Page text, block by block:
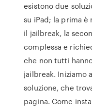
esistono due
su iPad; la prima
il jailbreak, la
complessa e
che non tutti
jailbreak. Iniziamo
soluzione, che
pagina. Come